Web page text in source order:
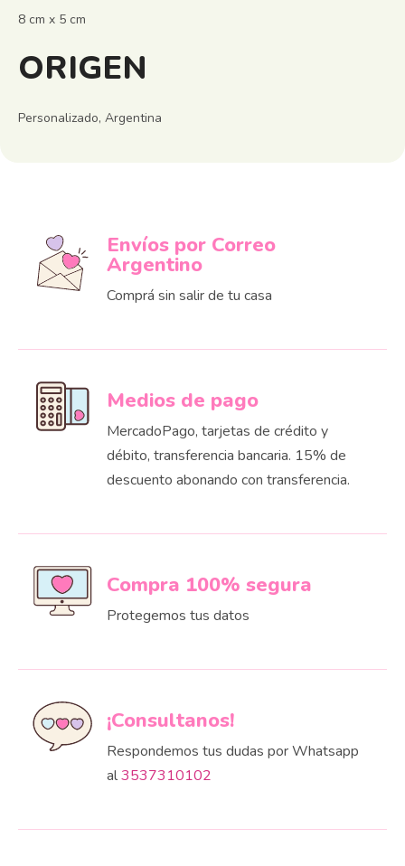
8 cm x 5 cm
ORIGEN
Personalizado, Argentina
Envíos por Correo
Argentino
Comprá sin salir de tu casa
Medios de pago
MercadoPago, tarjetas de crédito y
débito, transferencia bancaria. 15% de
descuento abonando con transferencia.
Compra 100% segura
Protegemos tus datos
¡Consultanos!
Respondemos tus dudas por Whatsapp
al3537310102